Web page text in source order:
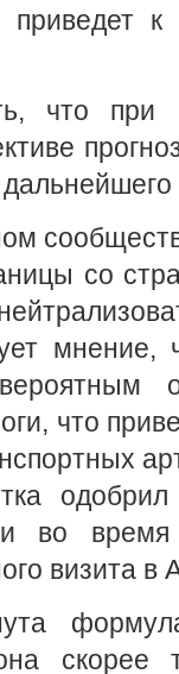
приведет
что
со
мнение,
что
во
визита в
скорее